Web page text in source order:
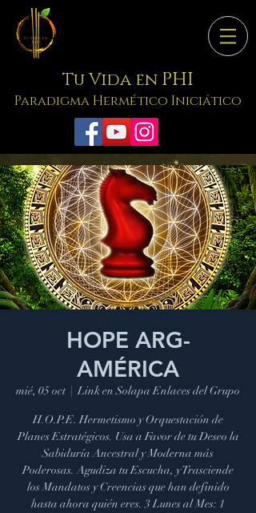
Tu Vida en PHI
Paradigma Hermético Iniciático
HOPE ARG-
AMÉRICA
mié, 05 oct
  |
Link en Solapa Enlaces del Grupo
H.O.P.E. Hermetismo y Orquestación de
Planes Estratégicos. Usa a Favor de tu Deseo la
Sabiduría Ancestral y Moderna más
Poderosas. Agudiza tu Escucha, y Trasciende
los Mandatos y Creencias que han definido
hasta ahora quién eres. 3 Lunes al Mes: 1